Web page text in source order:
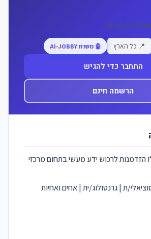
📍 כל הארץ 🤖 משרת AI-JOBBY
התחבר כדי להגיש
הרשמה חינם
הזדמנות לרכוש ידע מעשי בתחום מרכזי
ת | גרנטולוג/ית | אחים ואחיות